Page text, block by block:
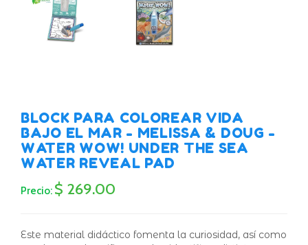
BLOCK PARA COLOREAR VIDA
BAJO EL MAR - MELISSA & DOUG -
WATER WOW! UNDER THE SEA
WATER REVEAL PAD
Precio: $ 269.00
Este material didáctico fomenta la curiosidad, así como